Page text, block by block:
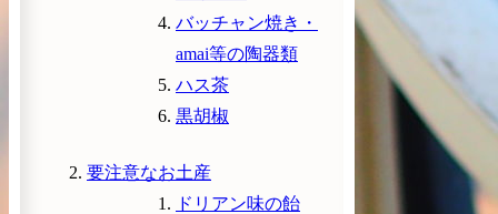
バッチャン焼き・
amai等の陶器類
ハス茶
黒胡椒
要注意なお土産
ドリアン味の飴